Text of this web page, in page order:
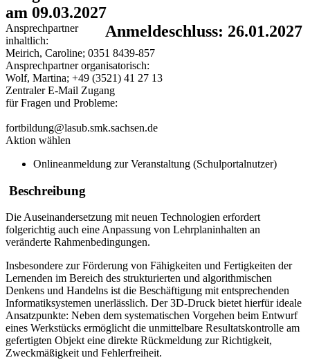
am 09.03.2027
Anmeldeschluss: 26.01.2027
Ansprechpartner
inhaltlich:
Meirich, Caroline; 0351 8439-857
Ansprechpartner organisatorisch:
Wolf, Martina; +49 (3521) 41 27 13
Zentraler E-Mail Zugang
für Fragen und Probleme:
fortbildung@lasub.smk.sachsen.de
Aktion wählen
Onlineanmeldung zur Veranstaltung (Schulportalnutzer)
Beschreibung
Die Auseinandersetzung mit neuen Technologien erfordert
folgerichtig auch eine Anpassung von Lehrplaninhalten an
veränderte Rahmenbedingungen.
Insbesondere zur Förderung von Fähigkeiten und Fertigkeiten der
Lernenden im Bereich des strukturierten und algorithmischen
Denkens und Handelns ist die Beschäftigung mit entsprechenden
Informatiksystemen unerlässlich. Der 3D-Druck bietet hierfür ideale
Ansatzpunkte: Neben dem systematischen Vorgehen beim Entwurf
eines Werkstücks ermöglicht die unmittelbare Resultatskontrolle am
gefertigten Objekt eine direkte Rückmeldung zur Richtigkeit,
Zweckmäßigkeit und Fehlerfreiheit.